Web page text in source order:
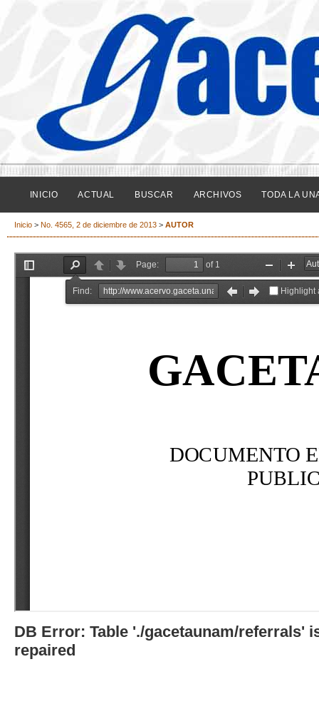
INICIO ACTUAL BUSCAR ARCHIVOS TODA LA
Inicio > No. 4565, 2 de diciembre de 2013 > AUTOR
DB Error: Table './gacetaunam/referrals'
repaired